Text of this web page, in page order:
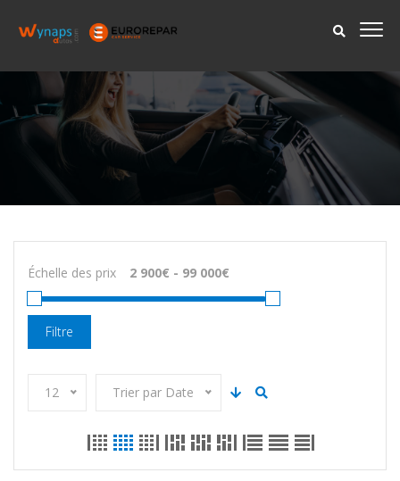
Échelle des prix
Filtre
12 Trier par Date